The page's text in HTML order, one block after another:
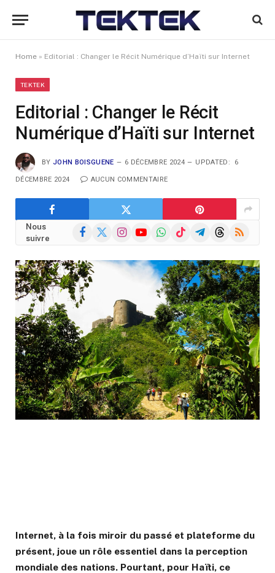
Home » Editorial : Changer le Récit Numérique d’Haïti sur Internet
TEKTEK
Editorial : Changer le Récit
Numérique d’Haïti sur Internet
BY JOHN BOISGUENE 6 DÉCEMBRE 2024 UPDATED: 6
DÉCEMBRE 2024 AUCUN COMMENTAIRE
Nous
suivre
Facebook
X
InstagramYouTubeWhatsAppTikTokTelegramThreads
RSS
Internet, à la fois miroir du passé et plateforme du
présent, joue un rôle essentiel dans la perception
mondiale des nations. Pourtant, pour Haïti, ce